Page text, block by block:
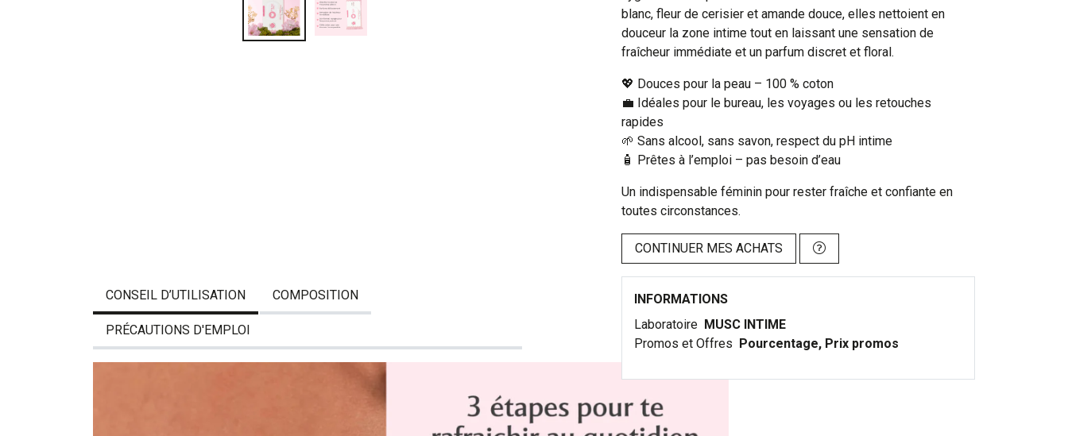
blanc, fleur de cerisier et amande douce, elles nettoient en
douceur la zone intime tout en laissant une sensation de
fraîcheur immédiate et un parfum discret et floral.
💖 Douces pour la peau – 100 % coton
💼 Idéales pour le bureau, les voyages ou les retouches
rapides
🌱 Sans alcool, sans savon, respect du pH intime
🧴 Prêtes à l’emploi – pas besoin d’eau
Un indispensable féminin pour rester fraîche et confiante en
toutes circonstances.
CONTINUER MES ACHATS
CONSEIL D’UTILISATION COMPOSITION
PRÉCAUTIONS D'EMPLOI
INFORMATIONS
Laboratoire MUSC INTIME
Promos et Offres Pourcentage, Prix promos